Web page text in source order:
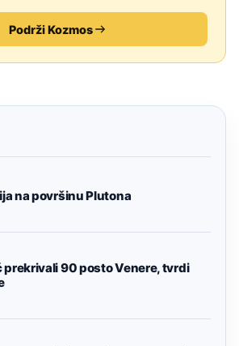
Podrži Kozmos
na površinu Plutona
prekrivali 90 posto Venere, tvrdi